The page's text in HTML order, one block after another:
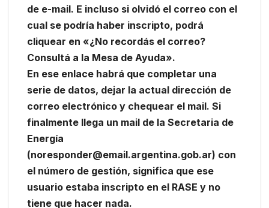
de e-mail. E incluso si olvidó el correo con el
cual se podría haber inscripto, podrá
cliquear en «¿No recordás el correo?
Consultá a la Mesa de Ayuda».
En ese enlace habrá que completar una
serie de datos, dejar la actual dirección de
correo electrónico y chequear el mail. Si
finalmente llega un mail de la Secretaria de
Energía
(noresponder@email.argentina.gob.ar) con
el número de gestión, significa que ese
usuario estaba inscripto en el RASE y no
tiene que hacer nada.